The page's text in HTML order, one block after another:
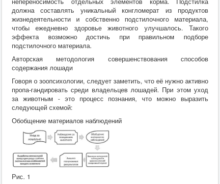
должна составлять уникальный конгломерат из продуктов
жизнедеятельности и собственно подстилочного материала,
чтобы ежедневно здоровье животного улучшалось. Такого
эффекта возможно достичь при правильном подборе
подстилочного материала.
Авторская методология совершенствования способов
содержания лошади
Говоря о зоопсихологии, следует заметить, что её нужно активно
пропа-гандировать среди владельцев лошадей. При этом уход
за животным - это процесс познания, что можно выразить
следующей схемой:
Обобщение материалов наблюдений
Рис. 1